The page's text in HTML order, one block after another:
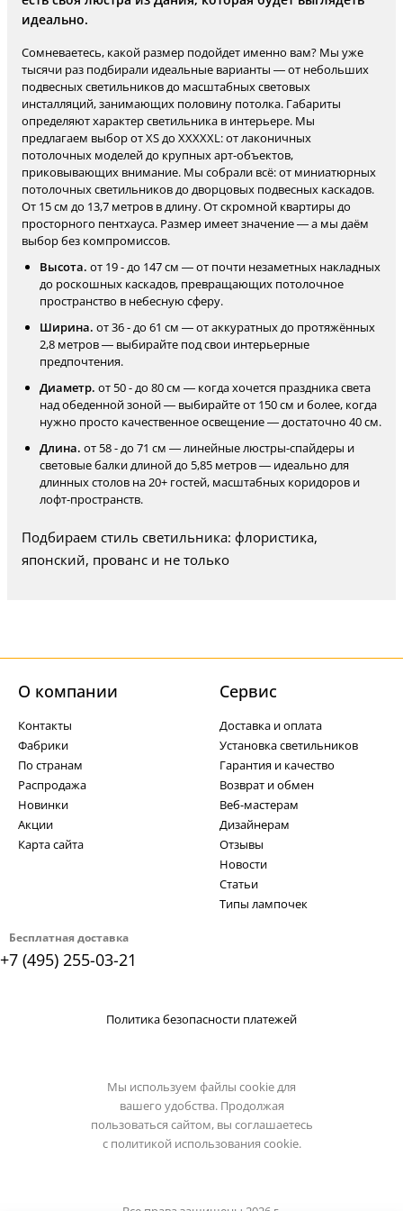
идеально.
Сомневаетесь, какой размер подойдет именно вам? Мы уже
тысячи раз подбирали идеальные варианты — от небольших
подвесных светильников до масштабных световых
инсталляций, занимающих половину потолка. Габариты
определяют характер светильника в интерьере. Мы
предлагаем выбор от XS до XXXXXL: от лаконичных
потолочных моделей до крупных арт-объектов,
приковывающих внимание. Мы собрали всё: от миниатюрных
потолочных светильников до дворцовых подвесных каскадов.
От 15 см до 13,7 метров в длину. От скромной квартиры до
просторного пентхауса. Размер имеет значение — а мы даём
выбор без компромиссов.
Высота. от 19 - до 147 см — от почти незаметных накладных
до роскошных каскадов, превращающих потолочное
пространство в небесную сферу.
Ширина. от 36 - до 61 см — от аккуратных до протяжённых
2,8 метров — выбирайте под свои интерьерные
предпочтения.
Диаметр. от 50 - до 80 см — когда хочется праздника света
над обеденной зоной — выбирайте от 150 см и более, когда
нужно просто качественное освещение — достаточно 40 см.
Длина. от 58 - до 71 см — линейные люстры-спайдеры и
световые балки длиной до 5,85 метров — идеально для
длинных столов на 20+ гостей, масштабных коридоров и
лофт-пространств.
Подбираем стиль светильника: флористика,
японский, прованс и не только
Бесплатная доставка
+7 (495) 255-03-21
О компании
Контакты
Фабрики
По странам
Распродажа
Новинки
Акции
Карта сайта
Cервис
Доставка и оплата
Установка светильников
Гарантия и качество
Возврат и обмен
Веб-мастерам
Дизайнерам
Отзывы
Новости
Статьи
Типы лампочек
Политика безопасности платежей
Мы используем файлы cookie для
вашего удобства. Продолжая
пользоваться сайтом, вы соглашаетесь
с политикой использования cookie.